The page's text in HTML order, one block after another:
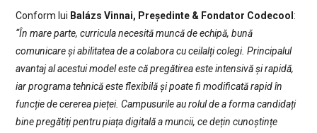
Conform lui Balázs Vinnai, Președinte & Fondator Codecool :
“În mare parte, curricula necesită muncă de echipă, bună
comunicare și abilitatea de a colabora cu ceilalți colegi. Principalul
avantaj al acestui model este că pregătirea este intensivă și rapidă,
iar programa tehnică este flexibilă și poate fi modificată rapid în
funcție de cererea pieței. Campusurile au rolul de a forma candidați
bine pregătiți pentru piața digitală a muncii, ce dețin cunoștințe